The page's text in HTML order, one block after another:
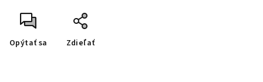
Opýtať sa Zdieľať